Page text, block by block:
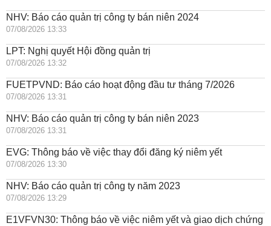
NHV: Báo cáo quản trị công ty bán niên 2024
07/08/2026 13:33
LPT: Nghị quyết Hội đồng quản trị
07/08/2026 13:32
FUETPVND: Báo cáo hoạt động đầu tư tháng 7/2026
07/08/2026 13:31
NHV: Báo cáo quản trị công ty bán niên 2023
07/08/2026 13:31
EVG: Thông báo về việc thay đổi đăng ký niêm yết
07/08/2026 13:30
NHV: Báo cáo quản trị công ty năm 2023
07/08/2026 13:29
E1VFVN30: Thông báo về việc niêm yết và giao dịch chứng